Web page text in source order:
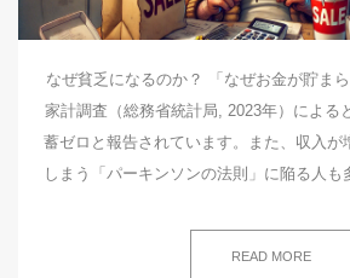
なぜ貧乏になるのか？ 「なぜお金が貯ま
家計調査（総務省統計局, 2023年）による
蓄ゼロと報告されています。また、収入が
しまう「パーキンソンの法則」に陥る人
READ MORE